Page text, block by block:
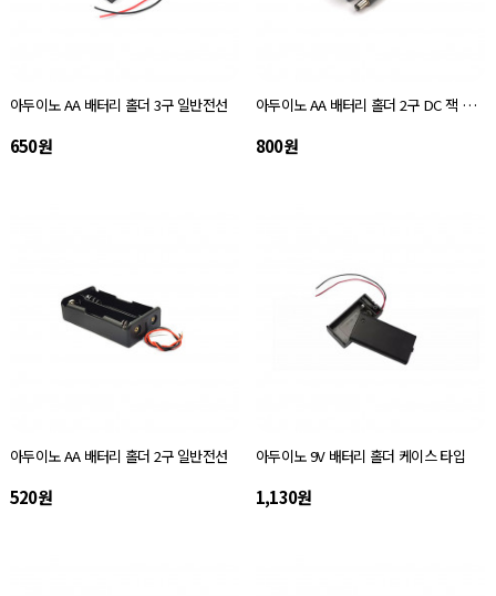
아두이노 AA 배터리 홀더 3구 일반전선
650원
아두이노 AA 배터리 홀더 2구 DC 잭 타입
800원
아두이노 AA 배터리 홀더 2구 일반전선
520원
아두이노 9V 배터리 홀더 케이스 타입
1,130원